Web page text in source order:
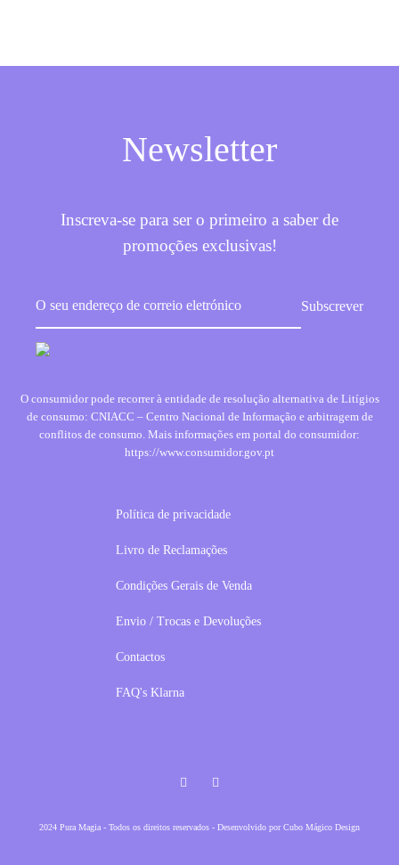
Newsletter
Inscreva-se para ser o primeiro a saber de
promoções exclusivas!
O consumidor pode recorrer à entidade de resolução alternativa de Litígios
de consumo: CNIACC – Centro Nacional de Informação e arbitragem de
conflitos de consumo. Mais informações em portal do consumidor:
https://www.consumidor.gov.pt
2024 Pura Magia - Todos os direitos reservados - Desenvolvido porCubo Mágico Design
Política de privacidade
Livro de Reclamações
Condições Gerais de Venda
Envio / Trocas e Devoluções
Contactos
FAQ's Klarna
Facebook